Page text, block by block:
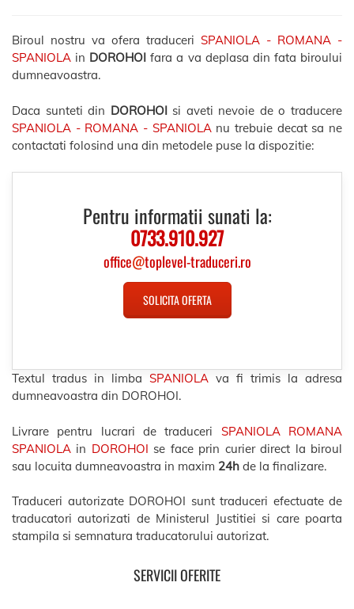
Biroul nostru va ofera traduceri SPANIOLA - ROMANA -
SPANIOLA in DOROHOI fara a va deplasa din fata biroului
dumneavoastra.
Daca sunteti din DOROHOIsi aveti nevoie de o traducere
SPANIOLA - ROMANA - SPANIOLAnu trebuie decat sa ne
contactati folosind una din metodele puse la dispozitie:
Pentru informatii sunati la:
0733.910.927
office@toplevel-traduceri.ro
SOLICITA OFERTA
Textul tradus in limba SPANIOLA va fi trimis la adresa
dumneavoastra din DOROHOI.
Livrare pentru lucrari de traduceri SPANIOLA ROMANA
SPANIOLA in DOROHOI se face prin curier direct la biroul
sau locuita dumneavoastra in maxim 24h de la finalizare.
Traduceri autorizate DOROHOI sunt traduceri efectuate de
traducatori autorizati de Ministerul Justitiei si care poarta
stampila si semnatura traducatorului autorizat.
SERVICII OFERITE